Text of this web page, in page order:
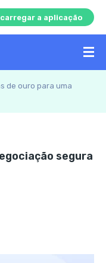
a aplicação
de ouro para uma
segura